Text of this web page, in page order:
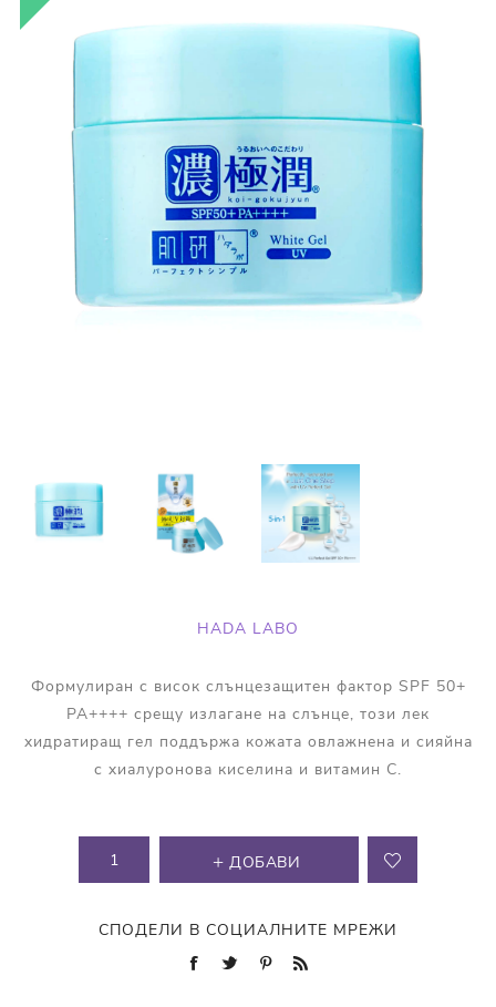
HADA LABO
Формулиран с висок слънцезащитен фактор SPF 50+
PA++++ срещу излагане на слънце, този лек
хидратиращ гел поддържа кожата овлажнена и сияйна
с хиалуронова киселина и витамин С.
ДОБАВИ
СПОДЕЛИ В СОЦИАЛНИТЕ МРЕЖИ